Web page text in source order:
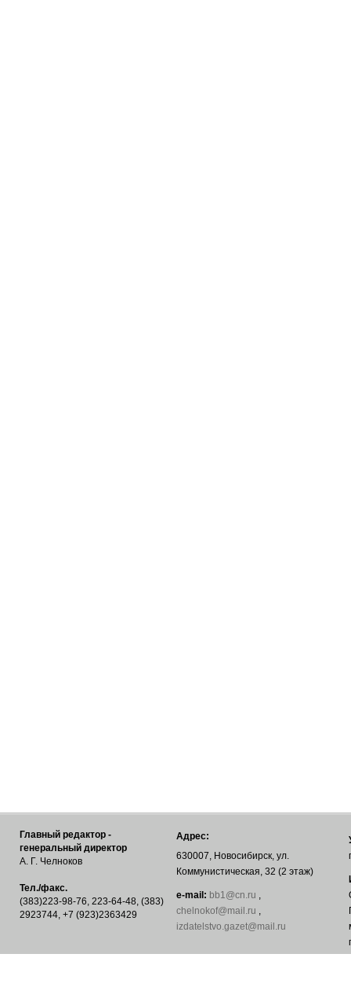
Главный редактор -
генеральный директор
А. Г. Челноков
Тел./факс.
(383)223-98-76, 223-64-48, (383)
2923744, +7 (923)2363429
Адрес:
630007, Новосибирск, ул.
Коммунистическая, 32 (2 этаж)
е-mail: bb1@cn.ru ,
chelnokof@mail.ru ,
izdatelstvo.gazet@mail.ru